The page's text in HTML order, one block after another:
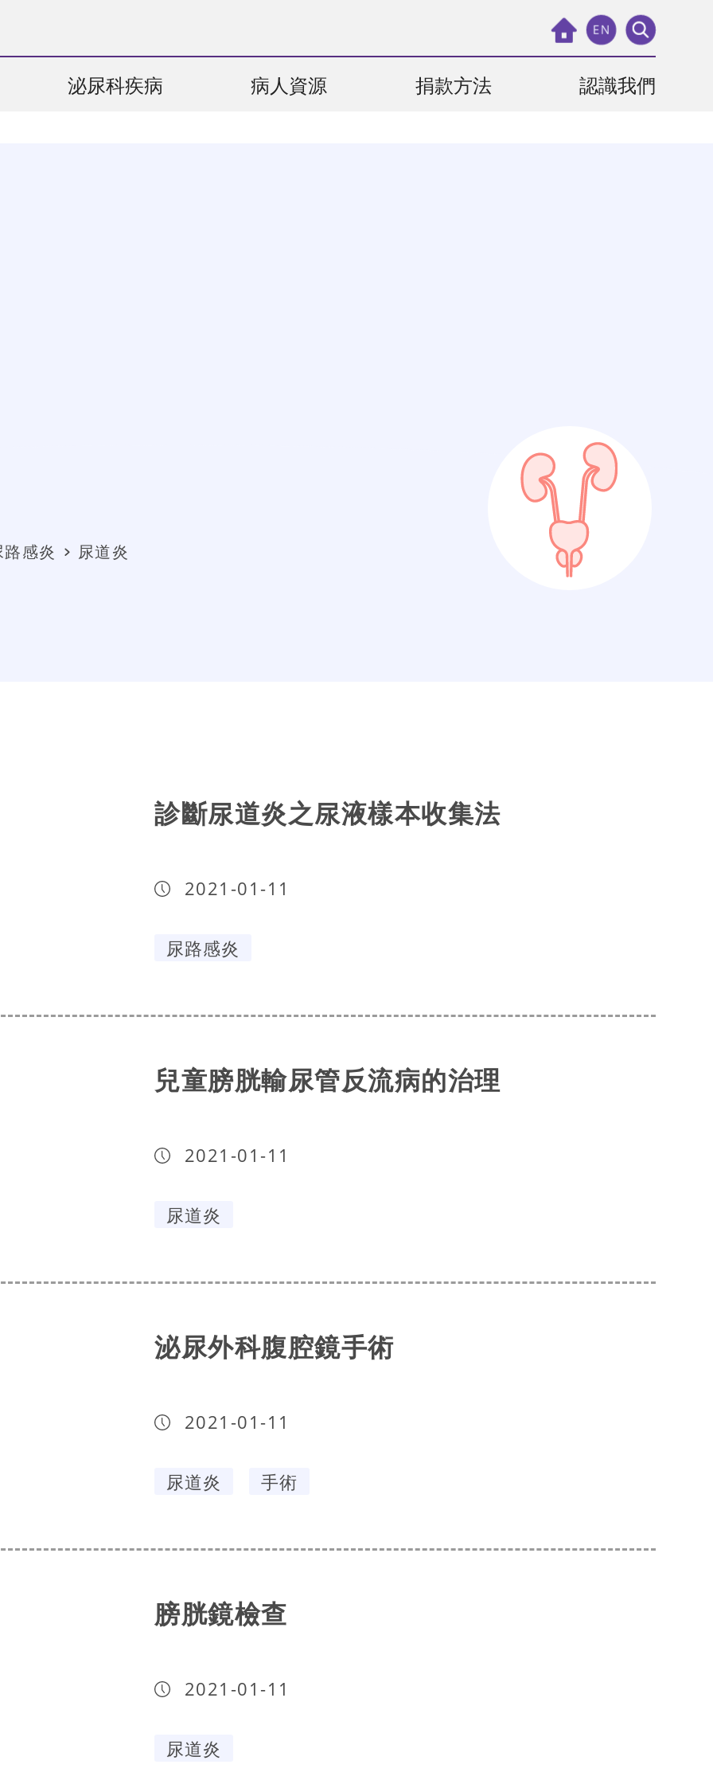
EN
泌尿科疾病 病人資源 捐款方法 認識我們
路感炎 尿道炎
診斷尿道炎之尿液樣本收集法
2021-01-11
尿路感炎
兒童膀胱輸尿管反流病的治理
2021-01-11
尿道炎
泌尿外科腹腔鏡手術
2021-01-11
尿道炎 手術
膀胱鏡檢查
2021-01-11
尿道炎